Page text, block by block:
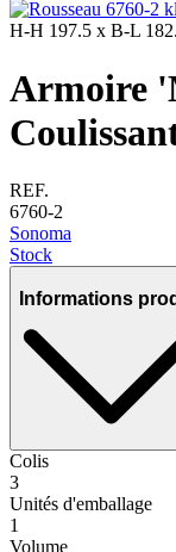
H-H 197.5 x B-L
Armoire
REF.
6760-2
Sonoma
Stock
Informations
Colis
3
Unités d'emballage
1
Volume